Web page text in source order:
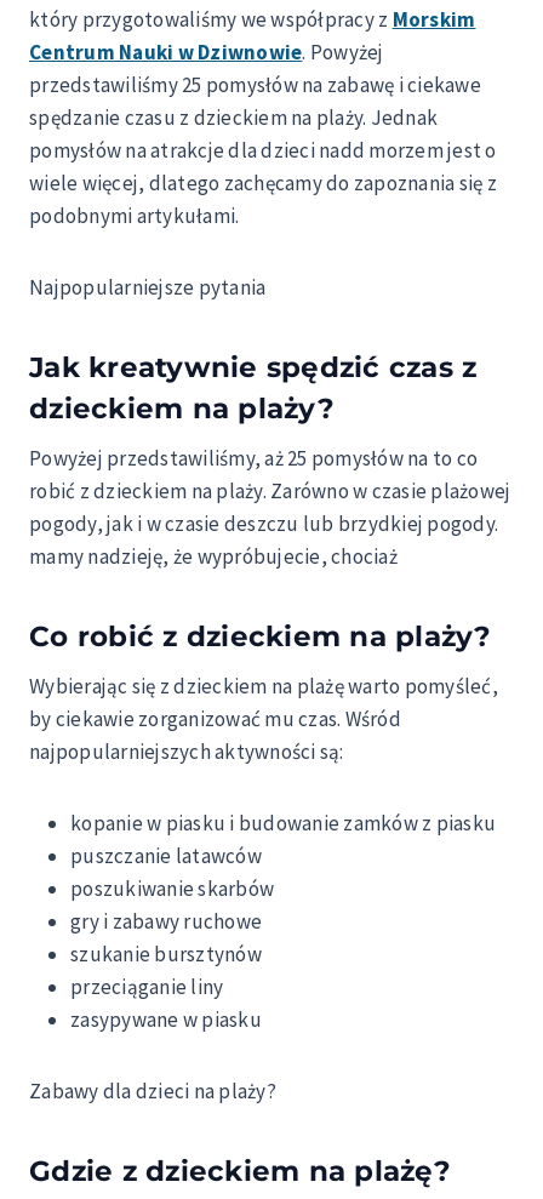
który przygotowaliśmy we współpracy z Morskim
Centrum Nauki w Dziwnowie. Powyżej
przedstawiliśmy 25 pomysłów na zabawę i ciekawe
spędzanie czasu z dzieckiem na plaży. Jednak
pomysłów na atrakcje dla dzieci nadd morzem jest o
wiele więcej, dlatego zachęcamy do zapoznania się z
podobnymi artykułami.
Najpopularniejsze pytania
Jak kreatywnie spędzić czas z
dzieckiem na plaży?
Powyżej przedstawiliśmy, aż 25 pomysłów na to co
robić z dzieckiem na plaży. Zarówno w czasie plażowej
pogody, jak i w czasie deszczu lub brzydkiej pogody.
mamy nadzieję, że wypróbujecie, chociaż
Co robić z dzieckiem na plaży?
Wybierając się z dzieckiem na plażę warto pomyśleć,
by ciekawie zorganizować mu czas. Wśród
najpopularniejszych aktywności są:
kopanie w piasku i budowanie zamków z piasku
puszczanie latawców
poszukiwanie skarbów
gry i zabawy ruchowe
szukanie bursztynów
przeciąganie liny
zasypywane w piasku
Zabawy dla dzieci na plaży?
Gdzie z dzieckiem na plażę?